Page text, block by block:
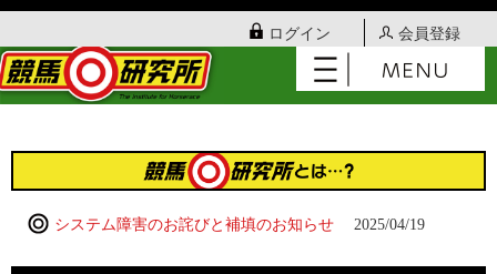
ログイン 会員登録
システム障害のお詫びと補填のお知らせ 2025/04/19